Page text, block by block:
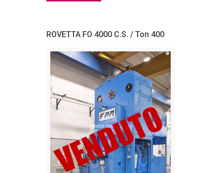
ROVETTA FO 4000 C.S. / Ton 400